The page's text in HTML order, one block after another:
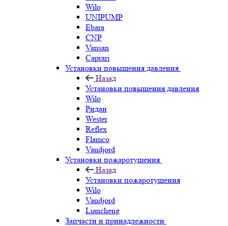
Wilo
UNIPUMP
Ebara
CNP
Vansan
Caprari
Установки повышения давления
Назад
Установки повышения давления
Wilo
Ридан
Wester
Reflex
Flamco
Vandjord
Установки пожаротушения
Назад
Установки пожаротушения
Wilo
Vandjord
Liancheng
Запчасти и принадлежности